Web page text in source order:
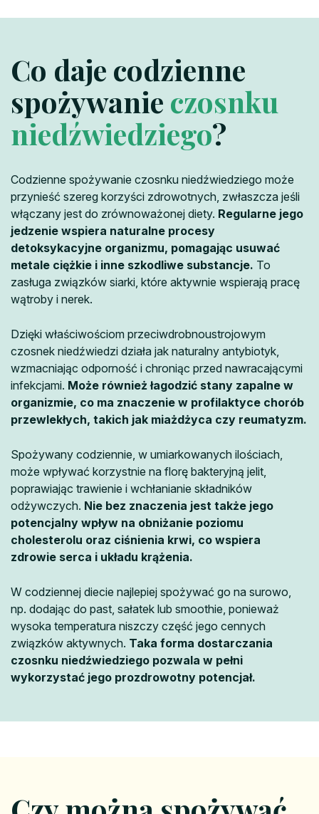
Co daje codzienne
spożywanie czosnku
niedźwiedziego?
Codzienne spożywanie czosnku niedźwiedziego może
przynieść szereg korzyści zdrowotnych, zwłaszcza jeśli
włączany jest do zrównoważonej diety. Regularne jego
jedzenie wspiera naturalne procesy
detoksykacyjne organizmu, pomagając usuwać
metale ciężkie i inne szkodliwe substancje. To
zasługa związków siarki, które aktywnie wspierają pracę
wątroby i nerek.
Dzięki właściwościom przeciwdrobnoustrojowym
czosnek niedźwiedzi działa jak naturalny antybiotyk,
wzmacniając odporność i chroniąc przed nawracającymi
infekcjami. Może również łagodzić stany zapalne w
organizmie, co ma znaczenie w profilaktyce chorób
przewlekłych, takich jak miażdżyca czy reumatyzm.
Spożywany codziennie, w umiarkowanych ilościach,
może wpływać korzystnie na florę bakteryjną jelit,
poprawiając trawienie i wchłanianie składników
odżywczych. Nie bez znaczenia jest także jego
potencjalny wpływ na obniżanie poziomu
cholesterolu oraz ciśnienia krwi, co wspiera
zdrowie serca i układu krążenia.
W codziennej diecie najlepiej spożywać go na surowo,
np. dodając do past, sałatek lub smoothie, ponieważ
wysoka temperatura niszczy część jego cennych
związków aktywnych. Taka forma dostarczania
czosnku niedźwiedziego pozwala w pełni
wykorzystać jego prozdrowotny potencjał.